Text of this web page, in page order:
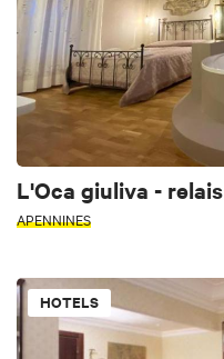
L'Oca giuliva - relais
APENNINES
HOTELS